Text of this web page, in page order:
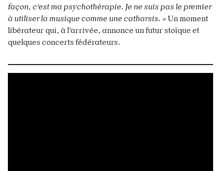
façon, c’est ma psychothérapie. Je ne suis pas le premier
à utiliser la musique comme une catharsis. » Un moment
libérateur qui, à l’arrivée, annonce un futur stoïque et
quelques concerts fédérateurs.